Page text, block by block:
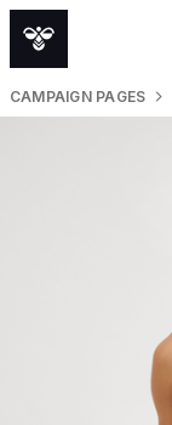
CAMPAIGN PAGES